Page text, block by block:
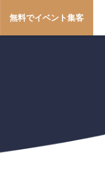
無料でイベント集客